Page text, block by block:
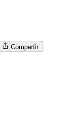
Compartir